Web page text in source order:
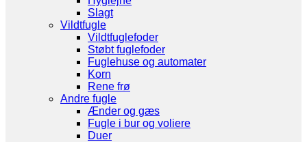
Slagt
Vildtfugle
Vildtfuglefoder
Støbt fuglefoder
Fuglehuse og automater
Korn
Rene frø
Andre fugle
Ænder og gæs
Fugle i bur og voliere
Duer